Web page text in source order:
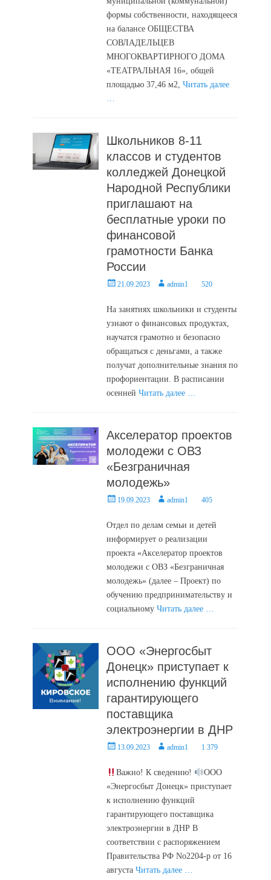
формы собственности, находящееся
на балансе ОБЩЕСТВА
СОВЛАДЕЛЬЦЕВ
МНОГОКВАРТИРНОГО ДОМА
«ТЕАТРАЛЬНАЯ 16», общей
площадью 37,46 м2,Читать далее
…
Школьников 8-11
классов и студентов
колледжей Донецкой
Народной Республики
приглашают на
бесплатные уроки по
финансовой
грамотности Банка
России
Posted21.09.2023 Authoradmin1 520
На занятиях школьники и студенты
узнают о финансовых продуктах,
научатся грамотно и безопасно
обращаться с деньгами, а также
получат дополнительные знания по
профориентации. В расписании
осеннейЧитать далее …
Акселератор проектов
молодежи с ОВЗ
«Безграничная
молодежь»
Posted19.09.2023 Authoradmin1 405
Отдел по делам семьи и детей
информирует о реализации
проекта «Акселератор проектов
молодежи с ОВЗ «Безграничная
молодежь» (далее – Проект) по
обучению предпринимательству и
социальномуЧитать далее …
ООО «Энергосбыт
Донецк» приступает к
исполнению функций
гарантирующего
поставщика
электроэнергии в ДНР
Posted13.09.2023 Authoradmin1 1 379
Важно! К сведению!
ООО
«Энергосбыт Донецк» приступает
к исполнению функций
гарантирующего поставщика
электроэнергии в ДНР В
соответствии с распоряжением
Правительства РФ No2204-р от 16
августаЧитать далее …